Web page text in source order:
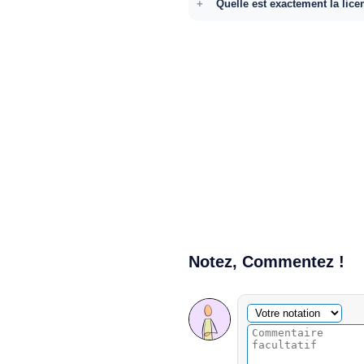
Quelle est exactement la
Notez, Commentez !
Commentaire facultatif
Votre notation